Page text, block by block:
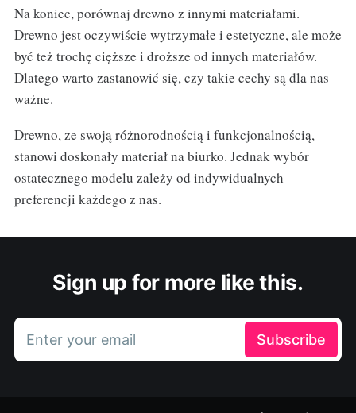
Na koniec, porównaj drewno z innymi materiałami.
Drewno jest oczywiście wytrzymałe i estetyczne, ale może
być też trochę cięższe i droższe od innych materiałów.
Dlatego warto zastanowić się, czy takie cechy są dla nas
ważne.
Drewno, ze swoją różnorodnością i funkcjonalnością,
stanowi doskonały materiał na biurko. Jednak wybór
ostatecznego modelu zależy od indywidualnych
preferencji każdego z nas.
Sign up for more like this.
Enter your email Subscribe